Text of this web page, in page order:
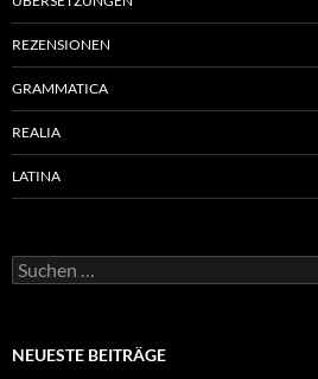
REZENSIONEN
GRAMMATICA
REALIA
LATINA
Suchen
nach:
NEUESTE BEITRÄGE